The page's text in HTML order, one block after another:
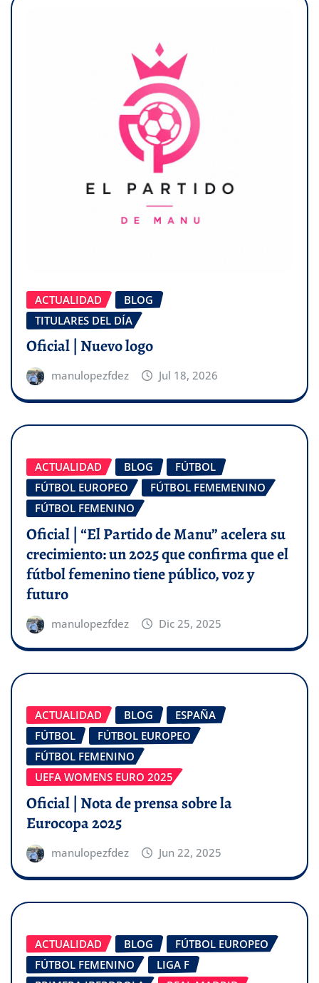
ACTUALIDAD
BLOG
TITULARES DEL DÍA
Oficial | Nuevo logo
manulopezfdez Jul 18, 2026
ACTUALIDAD BLOG
FÚTBOL
FÚTBOL EUROPEO
FÚTBOL FEMEMENINO
FÚTBOL FEMENINO
Oficial | “El Partido de Manu” acelera su
crecimiento: un 2025 que confirma que el
fútbol femenino tiene público, voz y
futuro
manulopezfdez Dic 25, 2025
ACTUALIDAD BLOG
ESPAÑA
FÚTBOL
FÚTBOL EUROPEO
FÚTBOL FEMENINO
UEFA WOMENS EURO 2025
Oficial | Nota de prensa sobre la
Eurocopa 2025
manulopezfdez Jun 22, 2025
ACTUALIDAD BLOG
FÚTBOL EUROPEO
FÚTBOL FEMENINO
LIGA F